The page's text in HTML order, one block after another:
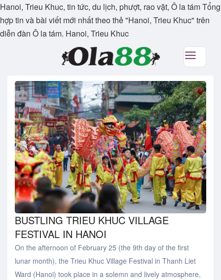
Hanoi, Trieu Khuc, tin tức, du lịch, phượt, rao vặt, Ô la tám Tổng
hợp tin và bài viết mới nhất theo thẻ "Hanoi, Trieu Khuc" trên
diễn đàn Ô la tám. Hanoi, Trieu Khuc
BUSTLING TRIEU KHUC VILLAGE
FESTIVAL IN HANOI
On the afternoon of February 25 (the 9th day of the first
lunar month), the Trieu Khuc Village Festival in Thanh Liet
Ward (Hanoi) took place in a solemn and lively atmosphere,